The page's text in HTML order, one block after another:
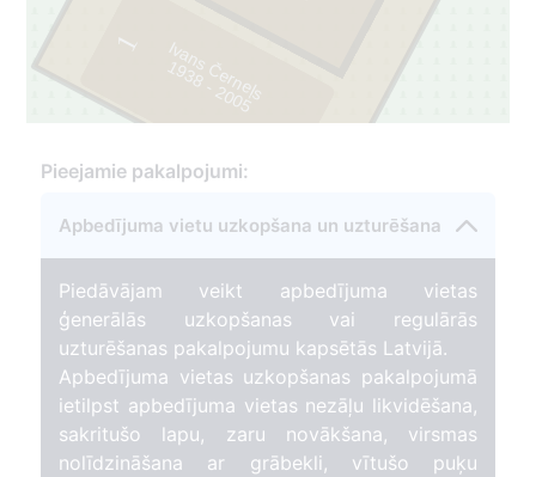
1 Ivans Černeļs
1
938-200
5
Pieejamie pakalpojumi:
Apbedījuma vietu uzkopšana un uzturēšana
Piedāvājam veikt apbedījuma vietas
ģenerālās uzkopšanas vai regulārās
uzturēšanas pakalpojumu kapsētās Latvijā.
Apbedījuma vietas uzkopšanas pakalpojumā
ietilpst apbedījuma vietas nezāļu likvidēšana,
sakritušo lapu, zaru novākšana, virsmas
nolīdzināšana ar grābekli, vītušo puķu